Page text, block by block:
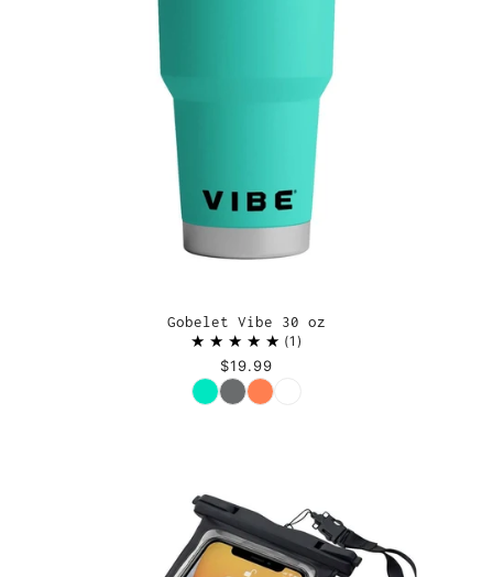
Gobelet Vibe 30 oz
1
$19.99
Couleur